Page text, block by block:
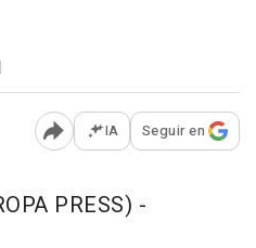
Abrir opciones para
IA Seguir en
PRESS) -